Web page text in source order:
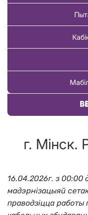
г. Мінск.
16.04.2026г. з 00:00
мадэрнізацыяй
праводзіцца работы